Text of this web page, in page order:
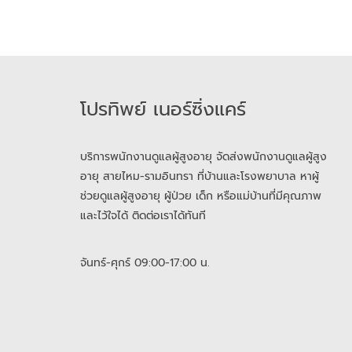
โปรทิพย์ เนอร์ซิ่งแคร์
บริการพนักงานดูแลผู้สูงอายุ จัดส่งพนักงานดูแลผู้สูง
อายุ สายไหม-รามอินทรา ที่บ้านและโรงพยาบาล หาผู้
ช่วยดูแลผู้สูงอายุ ผู้ป่วย เด็ก หรือแม่บ้านที่มีคุณภาพ
และไว้ใจได้ ติดต่อเราได้ทันที
จันทร์-ศุกร์ 09:00-17:00 น.